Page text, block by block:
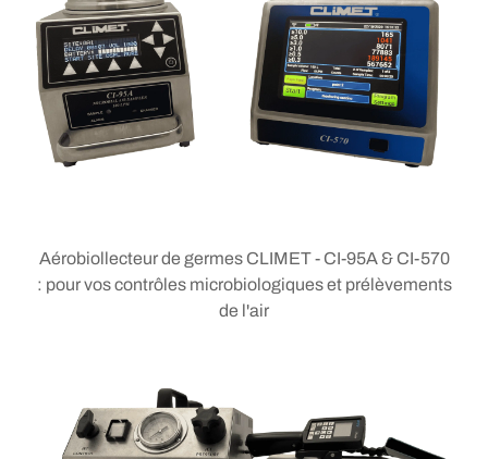
Aérobiollecteur de germes CLIMET - CI-95A & CI-570
: pour vos contrôles microbiologiques et prélèvements
de l'air